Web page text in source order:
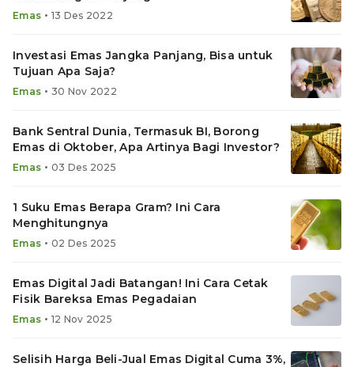
Emas • 13 Des 2022
Investasi Emas Jangka Panjang, Bisa untuk
Tujuan Apa Saja?
Emas • 30 Nov 2022
Bank Sentral Dunia, Termasuk BI, Borong
Emas di Oktober, Apa Artinya Bagi Investor?
Emas • 03 Des 2025
1 Suku Emas Berapa Gram? Ini Cara
Menghitungnya
Emas • 02 Des 2025
Emas Digital Jadi Batangan! Ini Cara Cetak
Fisik Bareksa Emas Pegadaian
Emas • 12 Nov 2025
Selisih Harga Beli-Jual Emas Digital Cuma 3%,